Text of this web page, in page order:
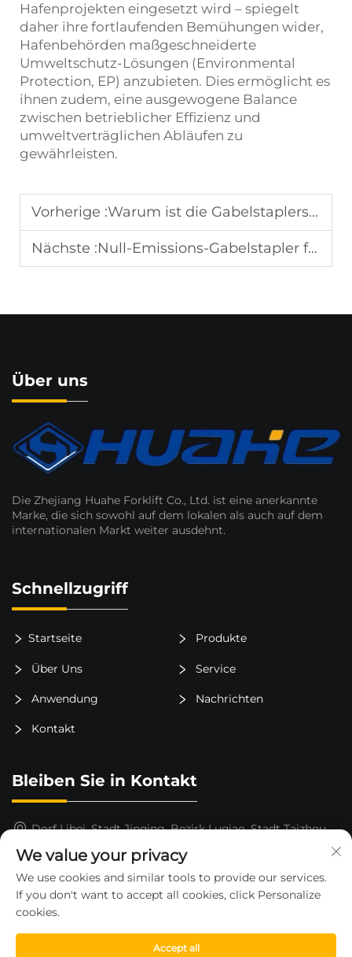
Hafenprojekten eingesetzt wird – spiegelt
daher ihre fortlaufenden Bemühungen wider,
Hafenbehörden maßgeschneiderte
Umweltschutz-Lösungen (Environmental
Protection, EP) anzubieten. Dies ermöglicht es
ihnen zudem, eine ausgewogene Balance
zwischen betrieblicher Effizienz und
umweltverträglichen Abläufen zu
gewährleisten.
Vorherige :Warum ist die Gabelstaplersicherheit für Hafenarbeiten entscheidend?
Nächste :Null-Emissions-Gabelstapler für Lagerhallen und Fabriken
Über uns
Die Zhejiang Huahe Forklift Co., Ltd. ist eine anerkannte
Marke, die sich sowohl auf dem lokalen als auch auf dem
internationalen Markt weiter ausdehnt.
Schnellzugriff
Startseite Produkte
Über Uns Service
Anwendung Nachrichten
Kontakt
Bleiben Sie in Kontakt
Dorf Libei, Stadt Jinqing, Bezirk Luqiao, Stadt Taizhou,
15325652000
[email protected]
We value your privacy
We use cookies and similar tools to provide our services.
If you don't want to accept all cookies, click Personalize
cookies.
Accept all